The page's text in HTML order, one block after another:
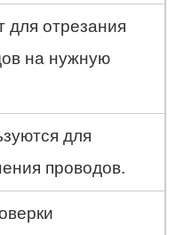
для отрезания
на нужную
для
проводов.